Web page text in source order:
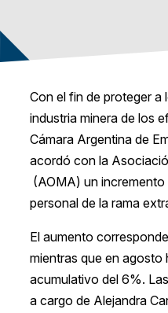
Con el fin de proteger a
industria minera de los
Cámara Argentina de
acordó con la
(AOMA) un
personal de la rama
El aumento
mientras que en agosto
acumulativo del 6%.
a cargo de Alejandra